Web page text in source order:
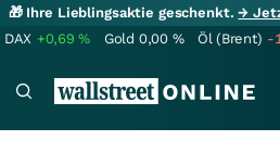
🎁 Ihre Lieblingsaktie geschenkt.→
DAX +0,69% Gold 0,00 % Öl (Brent) -